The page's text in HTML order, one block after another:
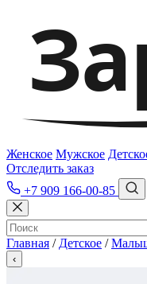
Женское Мужское
Отследить заказ
+7 909 166-00-85
Главная / Детское /
‹